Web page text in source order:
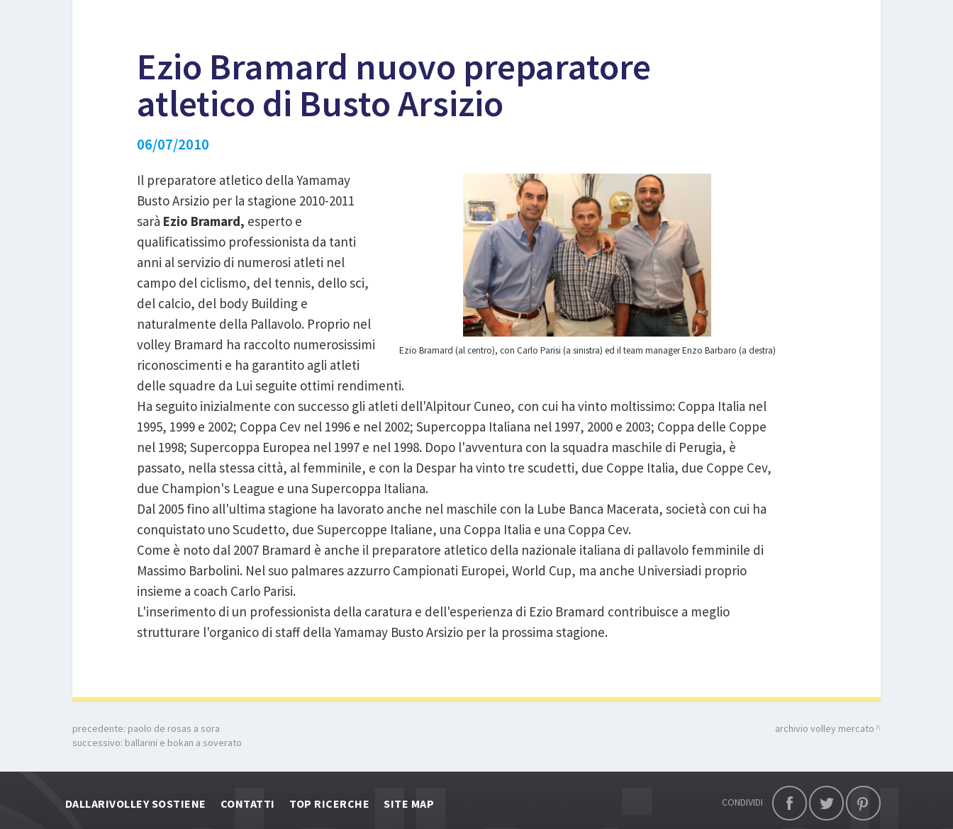
Ezio Bramard nuovo preparatore
atletico di Busto Arsizio
06/07/2010
Ezio Bramard (al centro), con Carlo Parisi (a sinistra) ed il team manager Enzo Barbaro (a destra)
Il preparatore atletico della Yamamay
Busto Arsizio per la stagione 2010-2011
sarà Ezio Bramard, esperto e
qualificatissimo professionista da tanti
anni al servizio di numerosi atleti nel
campo del ciclismo, del tennis, dello sci,
del calcio, del body Building e
naturalmente della Pallavolo. Proprio nel
volley Bramard ha raccolto numerosissimi
riconoscimenti e ha garantito agli atleti
delle squadre da Lui seguite ottimi rendimenti.
Ha seguito inizialmente con successo gli atleti dell'Alpitour Cuneo, con cui ha vinto moltissimo: Coppa Italia nel
1995, 1999 e 2002; Coppa Cev nel 1996 e nel 2002; Supercoppa Italiana nel 1997, 2000 e 2003; Coppa delle Coppe
nel 1998; Supercoppa Europea nel 1997 e nel 1998. Dopo l'avventura con la squadra maschile di Perugia, è
passato, nella stessa città, al femminile, e con la Despar ha vinto tre scudetti, due Coppe Italia, due Coppe Cev,
due Champion's League e una Supercoppa Italiana.
Dal 2005 fino all'ultima stagione ha lavorato anche nel maschile con la Lube Banca Macerata, società con cui ha
conquistato uno Scudetto, due Supercoppe Italiane, una Coppa Italia e una Coppa Cev.
Come è noto dal 2007 Bramard è anche il preparatore atletico della nazionale italiana di pallavolo femminile di
Massimo Barbolini. Nel suo palmares azzurro Campionati Europei, World Cup, ma anche Universiadi proprio
insieme a coach Carlo Parisi.
L'inserimento di un professionista della caratura e dell'esperienza di Ezio Bramard contribuisce a meglio
strutturare l'organico di staff della Yamamay Busto Arsizio per la prossima stagione.
precedente: paolo de rosas a sora
successivo: ballarini e bokan a soverato
archivio volley mercato
DALLARIVOLLEY SOSTIENE CONTATTI TOP RICERCHE SITE MAP CONDIVIDI